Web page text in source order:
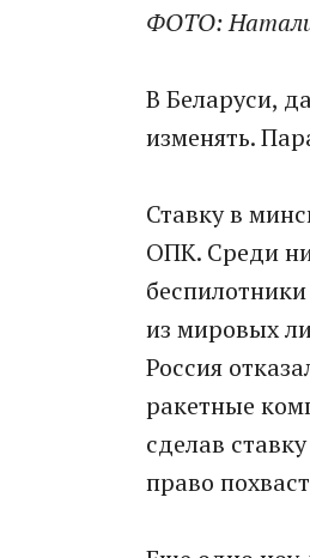
ФОТО:
В Беларуси,
изменять.
Ставку в
ОПК. Среди
из мировых
Россия
ракетные
сделав
право